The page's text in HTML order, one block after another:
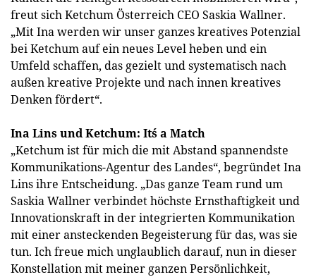
freut sich Ketchum Österreich CEO Saskia Wallner.
„Mit Ina werden wir unser ganzes kreatives Potenzial
bei Ketchum auf ein neues Level heben und ein
Umfeld schaffen, das gezielt und systematisch nach
außen kreative Projekte und nach innen kreatives
Denken fördert“.
Ina Lins und Ketchum: It´s a Match
„Ketchum ist für mich die mit Abstand spannendste
Kommunikations-Agentur des Landes“, begründet Ina
Lins ihre Entscheidung. „Das ganze Team rund um
Saskia Wallner verbindet höchste Ernsthaftigkeit und
Innovationskraft in der integrierten Kommunikation
mit einer ansteckenden Begeisterung für das, was sie
tun. Ich freue mich unglaublich darauf, nun in dieser
Konstellation mit meiner ganzen Persönlichkeit,